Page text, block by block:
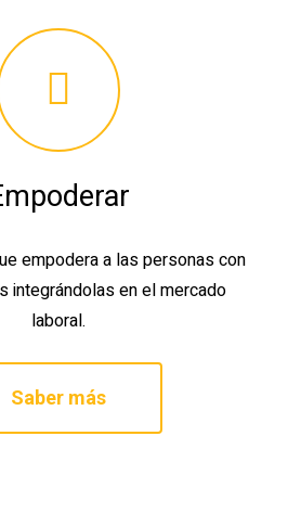
empodera a las personas con
integrándolas en el mercado
laboral.
Saber más